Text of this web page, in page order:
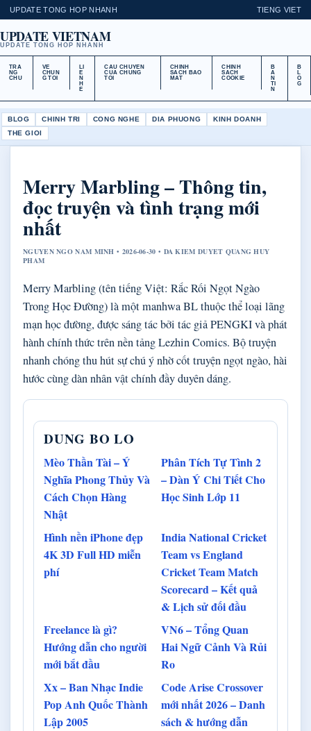
UPDATE TONG HOP NHANH TIENG VIET
UPDATE VIETNAM
UPDATE TONG HOP NHANH
TRA
NG
CHU
VE
CHUN
G TOI
LI
E
N
H
E
CAU CHUYEN
CUA CHUNG
TOI
CHINH
SACH BAO
MAT
CHINH
SACH
COOKIE
B
A
N
TI
N
B
L
O
G
BLOG CHINH TRI CONG NGHE DIA PHUONG
KINH DOANH
THE GIOI
Merry Marbling – Thông tin,
đọc truyện và tình trạng mới
nhất
NGUYEN NGO NAM MINH • 2026-06-30 • DA KIEM DUYET QUANG HUY
PHAM
Merry Marbling (tên tiếng Việt: Rắc Rối Ngọt Ngào
Trong Học Đường) là một manhwa BL thuộc thể loại lãng
mạn học đường, được sáng tác bởi tác giả PENGKI và phát
hành chính thức trên nền tảng Lezhin Comics. Bộ truyện
nhanh chóng thu hút sự chú ý nhờ cốt truyện ngọt ngào, hài
hước cùng dàn nhân vật chính đầy duyên dáng.
DUNG BO LO
Mèo Thần Tài – Ý
Nghĩa Phong Thủy Và
Cách Chọn Hàng
Nhật
Phân Tích Tự Tình 2
– Dàn Ý Chi Tiết Cho
Học Sinh Lớp 11
Hình nền iPhone đẹp
4K 3D Full HD miễn
phí
India National Cricket
Team vs England
Cricket Team Match
Scorecard – Kết quả
& Lịch sử đối đầu
Freelance là gì?
Hướng dẫn cho người
mới bắt đầu
VN6 – Tổng Quan
Hai Ngữ Cảnh Và Rủi
Ro
Xx – Ban Nhạc Indie
Pop Anh Quốc Thành
Lập 2005
Code Arise Crossover
mới nhất 2026 – Danh
sách & hướng dẫn